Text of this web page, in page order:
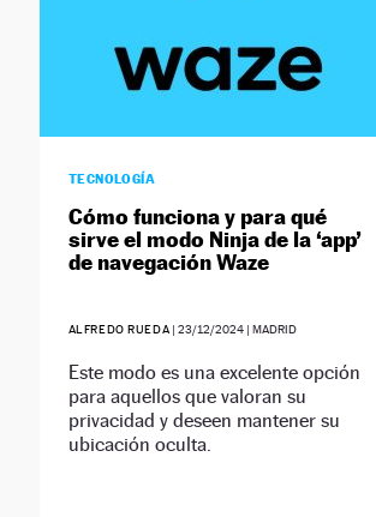
TECNOLOGÍA
Cómo funciona y para qué
sirve el modo Ninja de la ‘app’
de navegación Waze
ALFREDO RUEDA |23/12/2024 | MADRID
Este modo es una excelente opción
para aquellos que valoran su
privacidad y deseen mantener su
ubicación oculta.